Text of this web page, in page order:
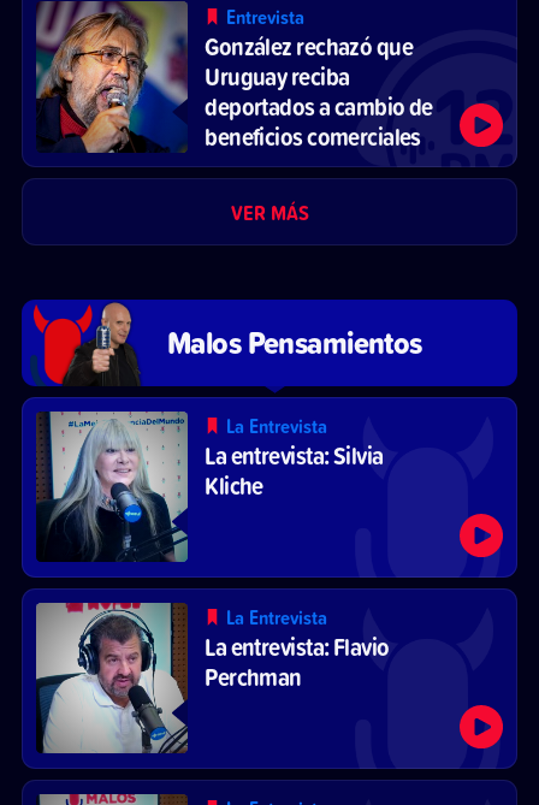
Entrevista
González rechazó que
Uruguay reciba
deportados a cambio de
beneficios comerciales
VER MÁS
Malos Pensamientos
La Entrevista
La entrevista: Silvia
Kliche
La Entrevista
La entrevista: Flavio
Perchman